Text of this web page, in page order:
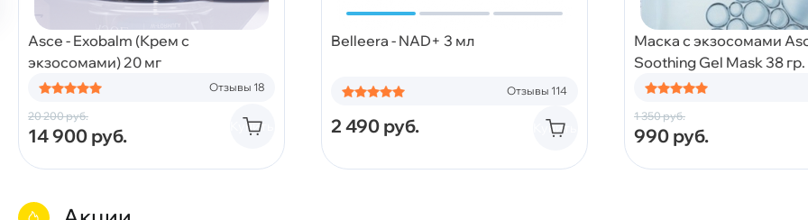
Asce - Exobalm (Крем с
экзосомами) 20 мг
Отзывы 18
20 200руб.
14 900 руб. Купить
Belleera - NAD+ 3 мл
Отзывы 114
2 490 руб. Купить
Маска с экзосомами
Soothing Gel Mask 38 гр.
1 350руб.
990 руб.